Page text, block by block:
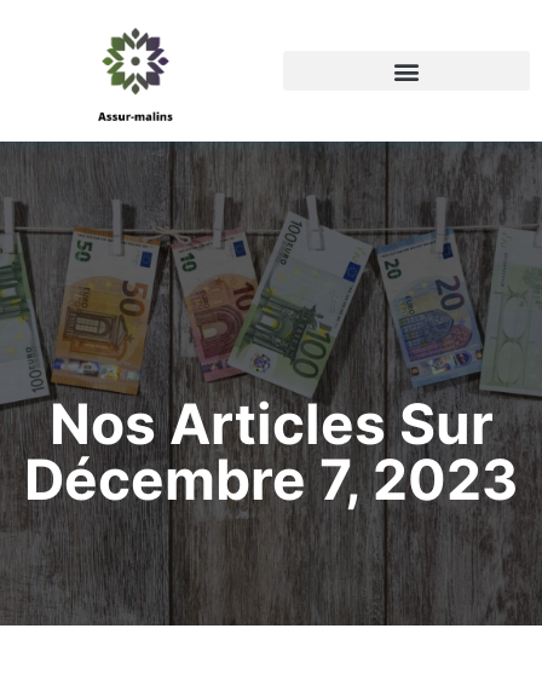
Nos Articles Sur
Décembre 7, 2023